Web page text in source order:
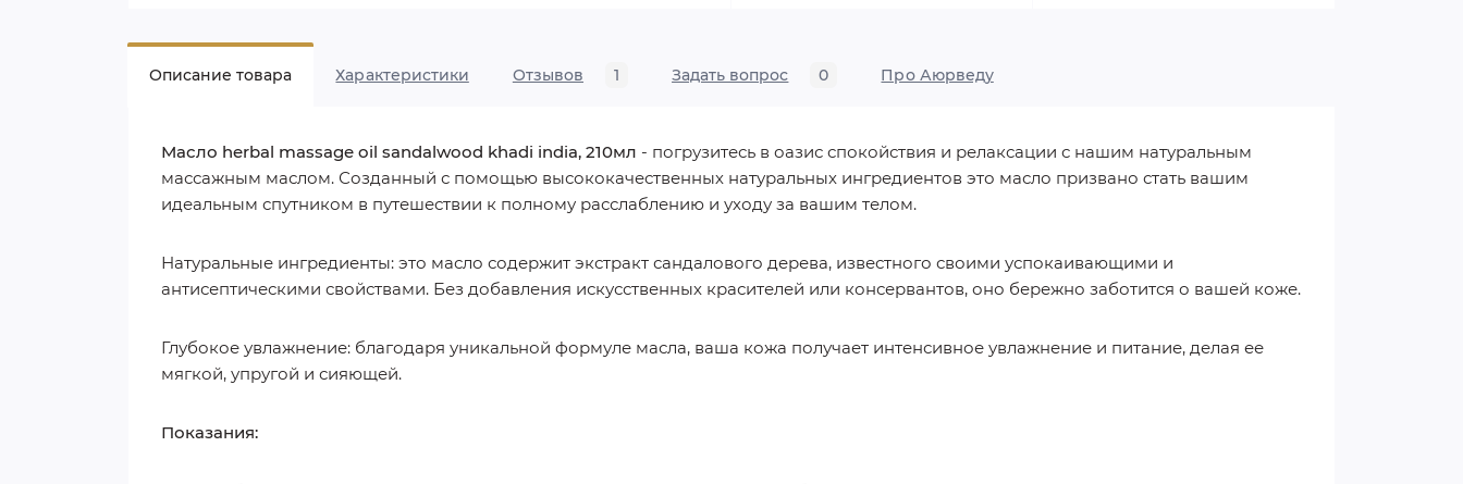
Описание товара Характеристики Отзывов 1 Задать вопрос 0 Про Аюрведу
Масло herbal massage oil sandalwood khadi india, 210мл - погрузитесь в оазис спокойствия и релаксации с нашим натуральным
массажным маслом. Созданный с помощью высококачественных натуральных ингредиентов это масло призвано стать вашим
идеальным спутником в путешествии к полному расслаблению и уходу за вашим телом.
Натуральные ингредиенты: это масло содержит экстракт сандалового дерева, известного своими успокаивающими и
антисептическими свойствами. Без добавления искусственных красителей или консервантов, оно бережно заботится о вашей коже.
Глубокое увлажнение: благодаря уникальной формуле масла, ваша кожа получает интенсивное увлажнение и питание, делая ее
мягкой, упругой и сияющей.
Показания: